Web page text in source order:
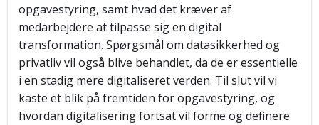
opgavestyring, samt hvad det kræver af
medarbejdere at tilpasse sig en digital
transformation. Spørgsmål om datasikkerhed og
privatliv vil også blive behandlet, da de er essentielle
i en stadig mere digitaliseret verden. Til slut vil vi
kaste et blik på fremtiden for opgavestyring, og
hvordan digitalisering fortsat vil forme og definere